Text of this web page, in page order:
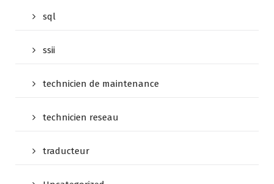
sql
ssii
technicien de maintenance
technicien reseau
traducteur